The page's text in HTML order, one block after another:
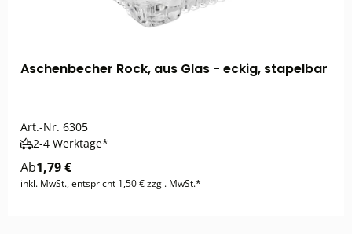
Aschenbecher Rock, aus Glas - eckig, stapelbar
Art.-Nr. 6305
2-4 Werktage*
Ab1,79 €
inkl. MwSt., entspricht 1,50 € zzgl. MwSt.*